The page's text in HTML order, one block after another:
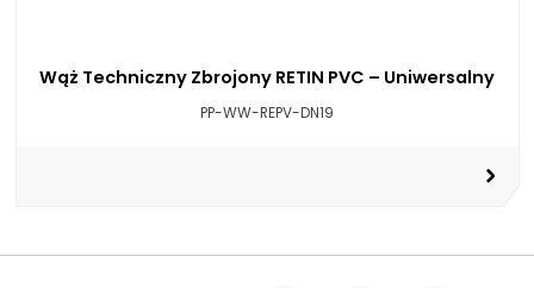
Wąż Techniczny Zbrojony RETIN PVC – Uniwersalny
PP-WW-REPV-DN19